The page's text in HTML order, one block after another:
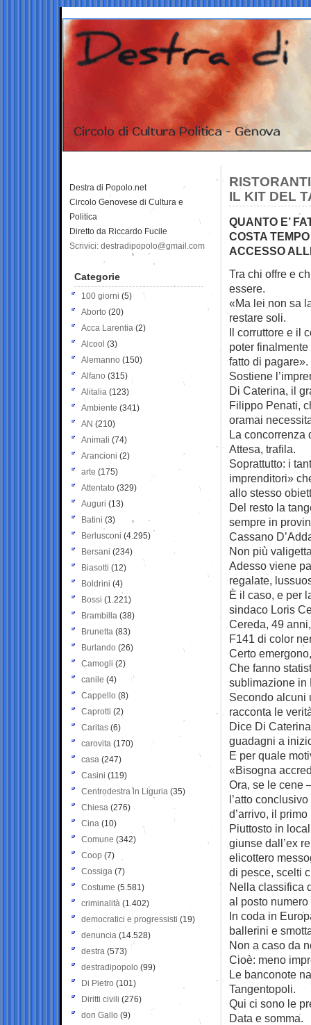
IL KIT DEL
QUANTO E’
COSTA
ACCESSO
Tra chi offre e
essere.
«Ma lei non sa
restare soli.
Il corruttore e il
poter finalmente
fatto di pagare».
Sostiene
Di Caterina, il
Filippo Penati,
oramai
La concorrenza
Attesa, trafila.
Soprattutto: i
imprenditori»
allo stesso
Del resto la
sempre in
Cassano
Non più
Adesso viene
regalate,
È il caso, e per
sindaco Loris
Cereda, 49
F141 di color
Certo
Che fanno
sublimazione in
Secondo alcuni
racconta le
Dice Di
guadagni a
E per quale
«Bisogna
Ora, se le cene
l’atto
d’arrivo, il
Piuttosto in
giunse dall’ex
elicottero
di pesce, scelti
Nella classifica
al posto numero
In coda in
ballerini e
Non a caso da
Cioè: meno
Le banconote
Tangentopoli.
Qui ci sono le
Data e somma.
Destra di Popolo.net
Circolo Genovese di Cultura e
Politica
Diretto da Riccardo Fucile
Scrivici: destradipopolo@gmail.com
Categorie
100 giorni (5)
Aborto (20)
Acca Larentia (2)
Alcool (3)
Alemanno (150)
Alfano (315)
Alitalia (123)
Ambiente (341)
AN (210)
Animali (74)
Arancioni (2)
arte (175)
Attentato (329)
Auguri (13)
Batini (3)
Berlusconi (4.295)
Bersani (234)
Biasotti (12)
Boldrini (4)
Bossi (1.221)
Brambilla (38)
Brunetta (83)
Burlando (26)
Camogli (2)
canile (4)
Cappello (8)
Caprotti (2)
Caritas (6)
carovita (170)
casa (247)
Casini (119)
Centrodestra in Liguria (35)
Chiesa (276)
Cina (10)
Comune (342)
Coop (7)
Cossiga (7)
Costume (5.581)
criminalità (1.402)
democratici e progressisti (19)
denuncia (14.528)
destra (573)
destradipopolo (99)
Di Pietro (101)
Diritti civili (276)
don Gallo (9)